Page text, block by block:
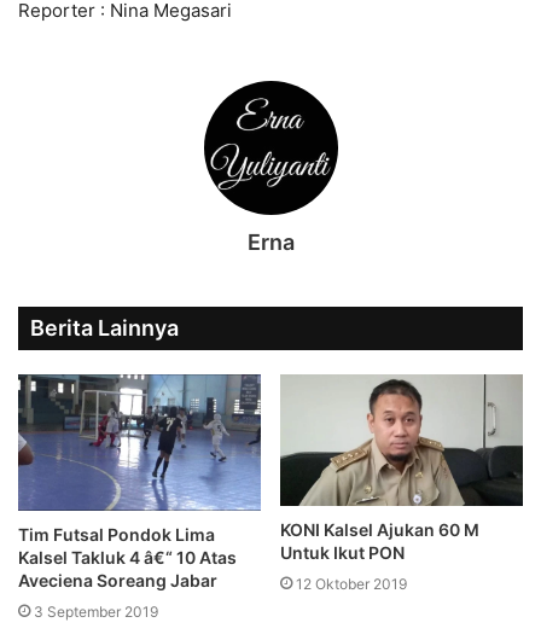
Reporter : Nina Megasari
Erna
Berita Lainnya
Tim Futsal Pondok Lima
Kalsel Takluk 4 â€“ 10 Atas
Aveciena Soreang Jabar
3 September 2019
KONI Kalsel Ajukan 60 M
Untuk Ikut PON
12 Oktober 2019